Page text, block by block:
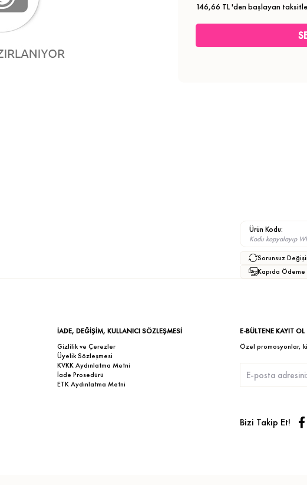
146,66 TL'den başlayan
Ürün Kodu:
Kodu kopyalayıp
Sorunsuz
Kapıda Ödeme
İADE, DEĞİŞİM, KULLANICI SÖZLEŞMESİ
Gizlilik ve Çerezler
Üyelik Sözleşmesi
KVKK Aydınlatma Metni
İade Prosedürü
ETK Aydınlatma Metni
E-BÜLTENE KAYIT OL
Özel promosyonlar,
Bizi Takip Et!